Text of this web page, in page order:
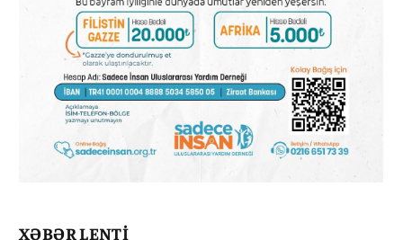
XƏBƏR LENTİ